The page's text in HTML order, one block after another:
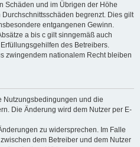
Schäden und im Übrigen der Höhe
begrenzt. Dies gilt
entgangenen Gewinn.
a bis c gilt sinngemäß auch
des Betreibers.
zwingendem nationalem Recht bleiben
Nutzungsbedingungen und die
Die Änderung wird dem Nutzer per E-
zu widersprechen. Im Falle
dem Betreiber und dem Nutzer